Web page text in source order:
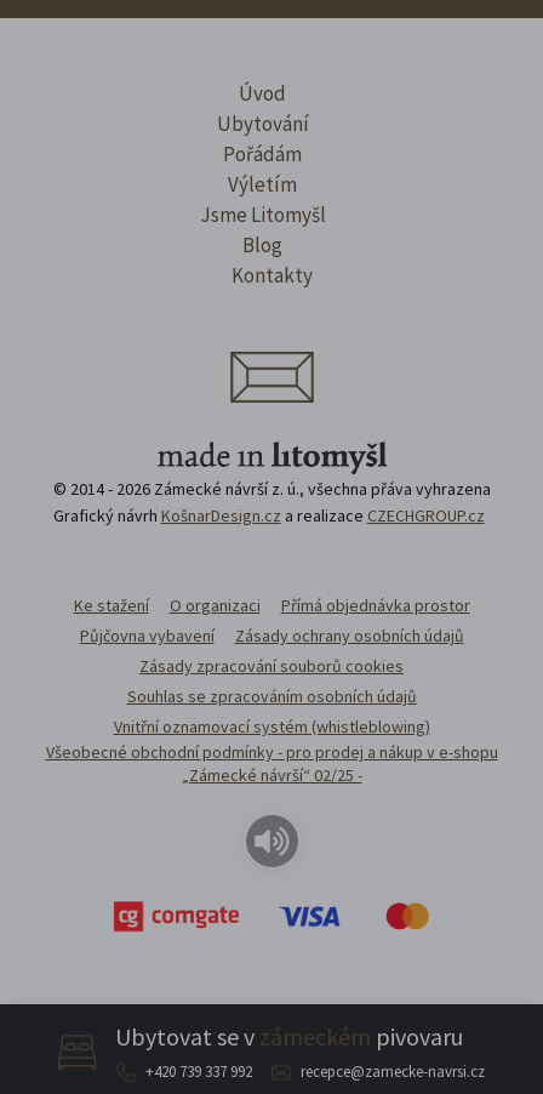
Ubytovat se v zámeckém pivovaru
+420 739 337 992 recepce@zamecke-navrsi.cz
Úvod
Ubytování
Pořádám
Výletím
Jsme Litomyšl
Blog
Kontakty
© 2014 - 2026 Zámecké návrší z. ú., všechna přáva vyhrazena
Grafický návrh KošnarDesign.cz a realizace CZECHGROUP.cz
Ke stažení O organizaci
Přímá objednávka prostor
Půjčovna vybavení
Zásady ochrany osobních údajů
Zásady zpracování souborů cookies
Souhlas se zpracováním osobních údajů
Vnitřní oznamovací systém (whistleblowing)
Všeobecné obchodní podmínky - pro prodej a nákup v e-shopu
„Zámecké návrší“ 02/25 -